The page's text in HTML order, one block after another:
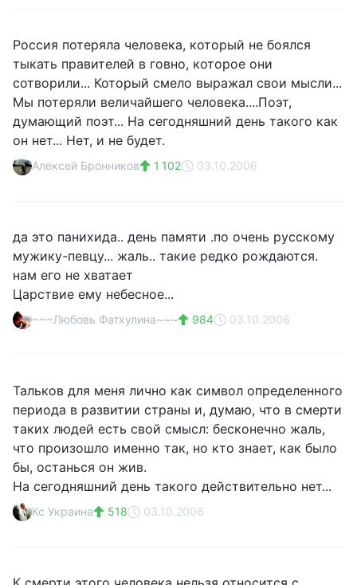
Россия потеряла человека, который не боялся
тыкать правителей в говно, которое они
сотворили... Который смело выражал свои мысли...
Мы потеряли величайшего человека....Поэт,
думающий поэт... На сегодняшний день такого как
он нет... Нет, и не будет.
Алексей Бронников 1 102 03.10.2006
да это панихида.. день памяти .по очень русскому
мужику-певцу... жаль.. такие редко рождаются.
нам его не хватает
Царствие ему небесное...
~~~Любовь Фатхулина~~~ 984 03.10.2006
Тальков для меня лично как символ определенного
периода в развитии страны и, думаю, что в смерти
таких людей есть свой смысл: бесконечно жаль,
что произошло именно так, но кто знает, как было
бы, останься он жив.
На сегодняшний день такого действительно нет...
Кс Украина 518 03.10.2006